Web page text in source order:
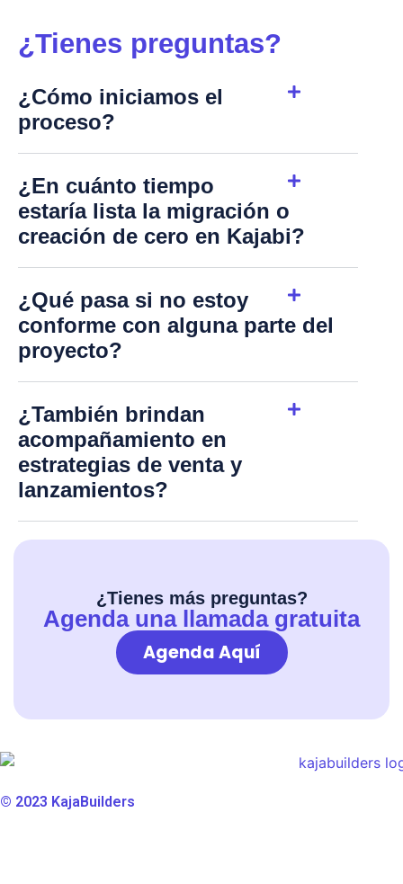
¿Tienes preguntas?
¿Cómo iniciamos el
proceso?
¿En cuánto tiempo
estaría lista la migración o
creación de cero en Kajabi?
¿Qué pasa si no estoy
conforme con alguna parte del
proyecto?
¿También brindan
acompañamiento en
estrategias de venta y
lanzamientos?
¿Tienes más preguntas?
Agenda una llamada gratuita
Agenda Aquí
© 2023 KajaBuilders